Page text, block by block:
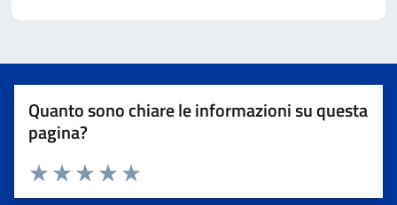
Quanto sono chiare le informazioni su questa
pagina?
Valuta 5 stelle su 5
Valuta 4 stelle su 5
Valuta 3 stelle su 5
Valuta 2 stelle su 5
Valuta 1 stelle su 5